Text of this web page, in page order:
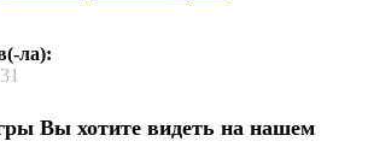
ла):
Вы хотите видеть на нашем